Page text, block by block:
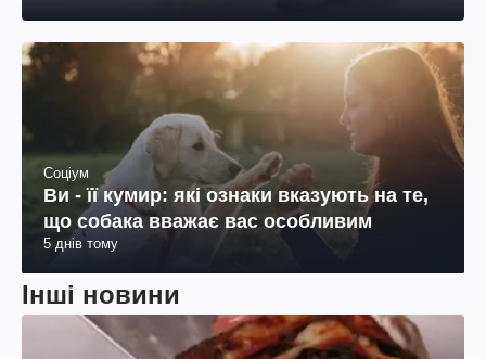
Соціум
Ви - її кумир: які ознаки вказують на те,
що собака вважає вас особливим
5 днів тому
Інші новини